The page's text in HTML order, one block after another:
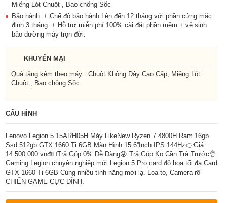
Miếng Lót Chuột , Bao chống Sốc
Bảo hành: + Chế độ bảo hành Lên đến 12 tháng với phần cứng mặc
định 3 tháng. + Hỗ trợ miễn phí 100% cài đặt phần mềm + vệ sinh
bảo dưỡng máy trọn đời.
KHUYẾN MẠI
Quà tặng kèm theo máy : Chuột Không Dây Cao Cấp, Miếng Lót
Chuột , Bao chống Sốc
CẤU HÌNH
Lenovo Legion 5 15ARH05H Máy LikeNew Ryzen 7 4800H Ram 16gb
Ssd 512gb GTX 1660 Ti 6GB Màn Hình 15.6''Inch IPS 144Hz👉Giá :
14.500.000 vnđ💵Trả Góp 0% Dễ Dàng😜 Trả Góp Ko Cần Trả Trước👌
Gaming Legion chuyên nghiệp mới Legion 5 Pro card đồ họa tối đa Card
GTX 1660 Ti 6GB Cùng nhiều tính năng mới lạ. Loa to, Camera rõ
CHIẾN GAME CỰC ĐỈNH.